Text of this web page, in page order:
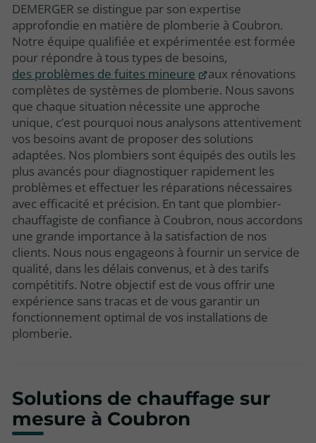
DEMERGER se distingue par son expertise
approfondie en matière de plomberie à Coubron.
Notre équipe qualifiée et expérimentée est formée
pour répondre à tous types de besoins,
des problèmes de fuites mineure
aux rénovations
complètes de systèmes de plomberie. Nous savons
que chaque situation nécessite une approche
unique, c’est pourquoi nous analysons attentivement
vos besoins avant de proposer des solutions
adaptées. Nos plombiers sont équipés des outils les
plus avancés pour diagnostiquer rapidement les
problèmes et effectuer les réparations nécessaires
avec efficacité et précision. En tant que plombier-
chauffagiste de confiance à Coubron, nous accordons
une grande importance à la satisfaction de nos
clients. Nous nous engageons à fournir un service de
qualité, dans les délais convenus, et à des tarifs
compétitifs. Notre objectif est de vous offrir une
expérience sans tracas et de vous garantir un
fonctionnement optimal de vos installations de
plomberie.
Solutions de chauffage sur
mesure à Coubron